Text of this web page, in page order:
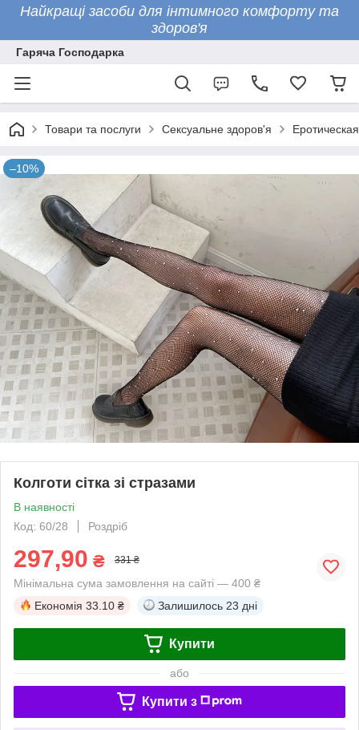
Найкращі засоби для інтимного комфорту та
здоров'я
Гаряча Господарка
Товари та послуги Сексуальне здоров'я
–10%
Колготи сітка зі стразами
В наявності
Код: 60/28
Роздріб
297,90 ₴ 331 ₴
Мінімальна сума замовлення на сайті — 400 ₴
Економія 33.10 ₴ Залишилось 23 дні
Купити
або
Купити з